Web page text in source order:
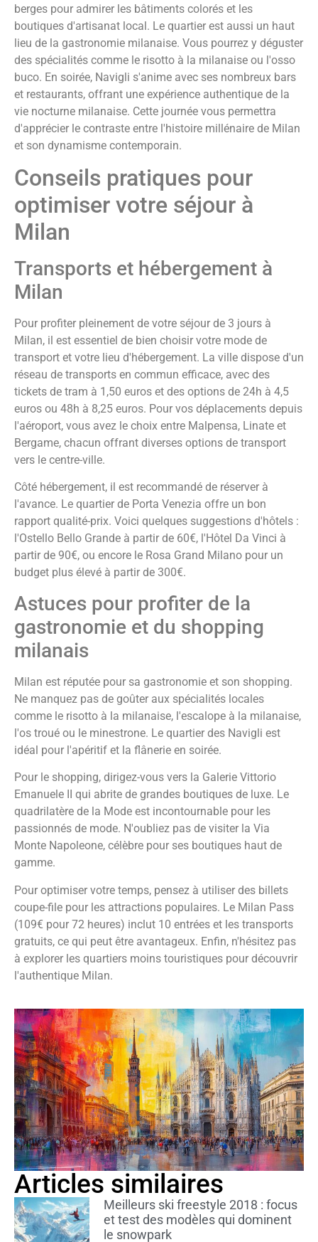
berges pour admirer les bâtiments colorés et les
boutiques d'artisanat local. Le quartier est aussi un haut
lieu de la gastronomie milanaise. Vous pourrez y déguster
des spécialités comme le risotto à la milanaise ou l'osso
buco. En soirée, Navigli s'anime avec ses nombreux bars
et restaurants, offrant une expérience authentique de la
vie nocturne milanaise. Cette journée vous permettra
d'apprécier le contraste entre l'histoire millénaire de Milan
et son dynamisme contemporain.
Conseils pratiques pour
optimiser votre séjour à
Milan
Transports et hébergement à
Milan
Pour profiter pleinement de votre séjour de 3 jours à
Milan, il est essentiel de bien choisir votre mode de
transport et votre lieu d'hébergement. La ville dispose d'un
réseau de transports en commun efficace, avec des
tickets de tram à 1,50 euros et des options de 24h à 4,5
euros ou 48h à 8,25 euros. Pour vos déplacements depuis
l'aéroport, vous avez le choix entre Malpensa, Linate et
Bergame, chacun offrant diverses options de transport
vers le centre-ville.
Côté hébergement, il est recommandé de réserver à
l'avance. Le quartier de Porta Venezia offre un bon
rapport qualité-prix. Voici quelques suggestions d'hôtels :
l'Ostello Bello Grande à partir de 60€, l'Hôtel Da Vinci à
partir de 90€, ou encore le Rosa Grand Milano pour un
budget plus élevé à partir de 300€.
Astuces pour profiter de la
gastronomie et du shopping
milanais
Milan est réputée pour sa gastronomie et son shopping.
Ne manquez pas de goûter aux spécialités locales
comme le risotto à la milanaise, l'escalope à la milanaise,
l'os troué ou le minestrone. Le quartier des Navigli est
idéal pour l'apéritif et la flânerie en soirée.
Pour le shopping, dirigez-vous vers la Galerie Vittorio
Emanuele II qui abrite de grandes boutiques de luxe. Le
quadrilatère de la Mode est incontournable pour les
passionnés de mode. N'oubliez pas de visiter la Via
Monte Napoleone, célèbre pour ses boutiques haut de
gamme.
Pour optimiser votre temps, pensez à utiliser des billets
coupe-file pour les attractions populaires. Le Milan Pass
(109€ pour 72 heures) inclut 10 entrées et les transports
gratuits, ce qui peut être avantageux. Enfin, n'hésitez pas
à explorer les quartiers moins touristiques pour découvrir
l'authentique Milan.
Articles similaires
Meilleurs ski freestyle 2018 : focus
et test des modèles qui dominent
le snowpark